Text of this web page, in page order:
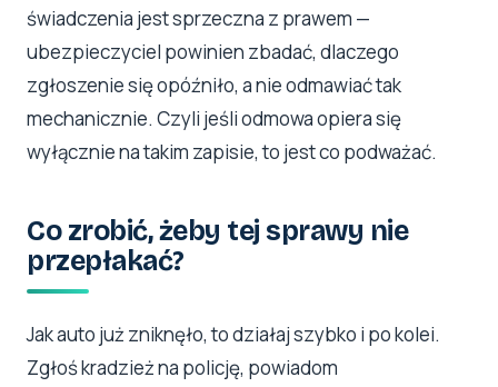
świadczenia jest sprzeczna z prawem —
ubezpieczyciel powinien zbadać, dlaczego
zgłoszenie się opóźniło, a nie odmawiać tak
mechanicznie. Czyli jeśli odmowa opiera się
wyłącznie na takim zapisie, to jest co podważać.
Co zrobić, żeby tej sprawy nie
przepłakać?
Jak auto już zniknęło, to działaj szybko i po kolei.
Zgłoś kradzież na policję, powiadom